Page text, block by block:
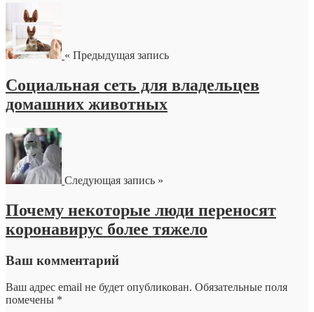
« Предыдущая запись
Социальная сеть для владельцев
домашних животных
Следующая запись »
Почему некоторые люди переносят
коронавирус более тяжело
Ваш комментарий
Ваш адрес email не будет опубликован. Обязательные поля
помечены *